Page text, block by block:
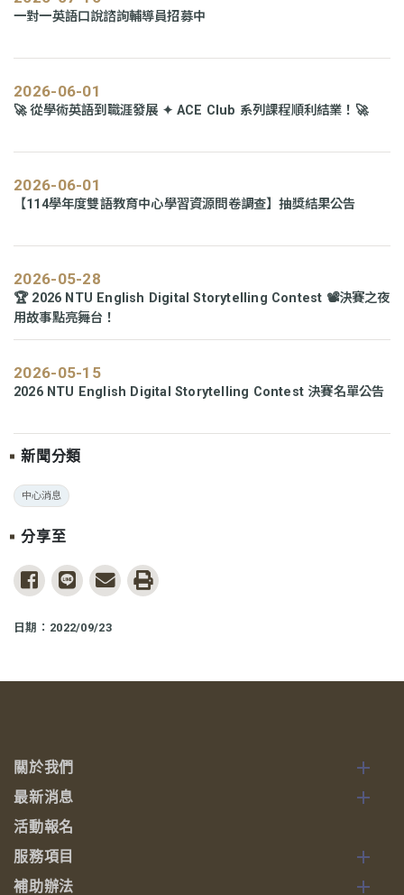
一對一英語口說諮詢輔導員招募中
2026-06-01
🚀 從學術英語到職涯發展 ✦ ACE Club 系列課程順利結業！🚀
2026-06-01
【114學年度雙語教育中心學習資源問卷調查】抽獎結果公告
2026-05-28
🏆 2026 NTU English Digital Storytelling Contest 📽️決賽之夜
用故事點亮舞台！
2026-05-15
2026 NTU English Digital Storytelling Contest 決賽名單公告
新聞分類
中心消息
分享至
share to facebook
share to line
share to email
print
日期：2022/09/23
關於我們
最新消息
活動報名
服務項目
補助辦法